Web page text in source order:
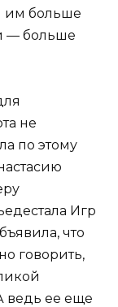
им больше
— больше
не
по этому
Игр
что
говорить,
ведь ее еще